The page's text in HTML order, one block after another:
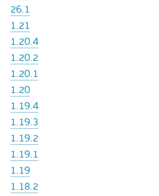
26.1
1.21
1.20.4
1.20.2
1.20.1
1.20
1.19.4
1.19.3
1.19.2
1.19.1
1.19
1.18.2